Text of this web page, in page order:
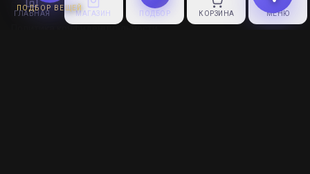
FAQ
ГЛАВНАЯ МАГАЗИН ПОДБОР КОРЗИНА МЕНЮ
ПОДБОР ВЕЩЕЙ